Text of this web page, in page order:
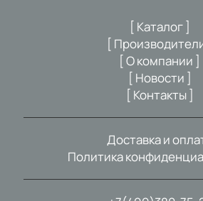
[ Каталог ]
[
[ О компании ]
[ Новости ]
[ Контакты ]
Доставка и
Политика